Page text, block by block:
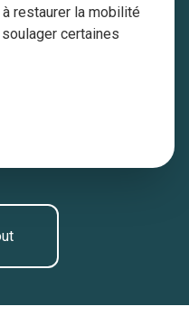
restaurer la mobilité
certaines